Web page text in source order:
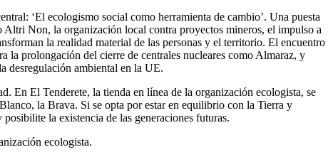
‘El ecologismo social como herramienta de cambio’. Una puesta
Altri Non, la organización local contra proyectos mineros, el impulso a
la realidad material de las personas y el territorio. El encuentro
la prolongación del cierre de centrales nucleares como Almaraz, y
desregulación ambiental en la UE.
En El Tenderete, la tienda en línea de la organización ecologista, se
la Brava. Si se opta por estar en equilibrio con la Tierra y
la existencia de las generaciones futuras.
ecologista.